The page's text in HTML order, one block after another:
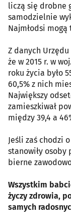
liczą się drobne
samodzielnie
Najmłodsi mogą
Z danych
że w 2015 r. w
roku życia było
60,5% z nich
Największy
zamieszkiwał
między 39,4 a
Jeśli zaś chodzi
stanowiły osoby
bierne
Wszystkim
życzy zdrowia,
samych